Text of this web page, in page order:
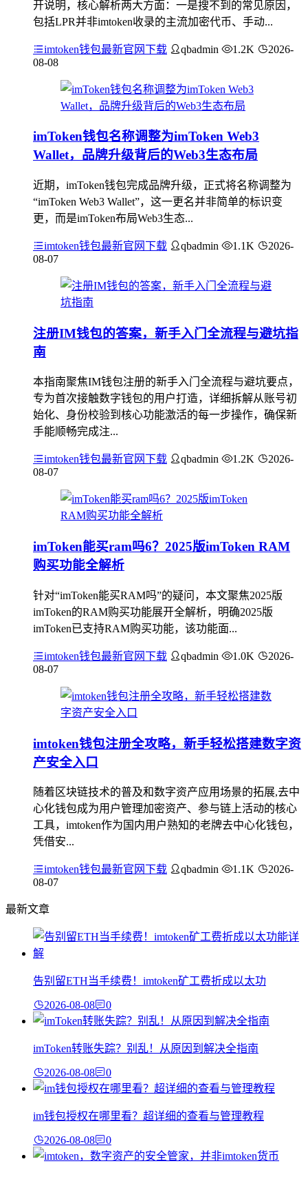
开说明，核心解析两大方面：一是搜不到的常见原因，
包括LPR并非imtoken收录的主流加密代币、手动...
imtoken钱包最新官网下载 qbadmin 1.2K
2026-
08-08
imToken钱包名称调整为imToken Web3
Wallet，品牌升级背后的Web3生态布局
近期，imToken钱包完成品牌升级，正式将名称调整为
“imToken Web3 Wallet”，这一更名并非简单的标识变
更，而是imToken布局Web3生态...
imtoken钱包最新官网下载 qbadmin 1.1K
2026-
08-07
注册IM钱包的答案，新手入门全流程与避坑指
南
本指南聚焦IM钱包注册的新手入门全流程与避坑要点，
专为首次接触数字钱包的用户打造，详细拆解从账号初
始化、身份校验到核心功能激活的每一步操作，确保新
手能顺畅完成注...
imtoken钱包最新官网下载 qbadmin 1.2K
2026-
08-07
imToken能买ram吗6？2025版imToken RAM
购买功能全解析
针对“imToken能买RAM吗”的疑问，本文聚焦2025版
imToken的RAM购买功能展开全解析，明确2025版
imToken已支持RAM购买功能，该功能面...
imtoken钱包最新官网下载 qbadmin 1.0K
2026-
08-07
imtoken钱包注册全攻略，新手轻松搭建数字资
产安全入口
随着区块链技术的普及和数字资产应用场景的拓展,去中
心化钱包成为用户管理加密资产、参与链上活动的核心
工具，imtoken作为国内用户熟知的老牌去中心化钱包，
凭借安...
imtoken钱包最新官网下载 qbadmin 1.1K
2026-
08-07
最新文章
告别留ETH当手续费！imtoken矿工费折成以太功
2026-08-08 0
imToken转账失踪？别乱！从原因到解决全指南
2026-08-08 0
im钱包授权在哪里看？超详细的查看与管理教程
2026-08-08 0